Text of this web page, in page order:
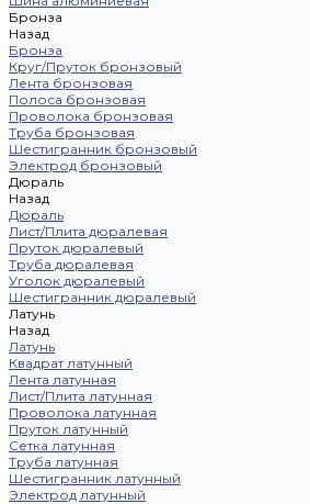
Бронза
Назад
Бронза
Круг/Пруток бронзовый
Лента бронзовая
Полоса бронзовая
Проволока бронзовая
Труба бронзовая
Шестигранник бронзовый
Электрод бронзовый
Дюраль
Назад
Дюраль
Лист/Плита дюралевая
Пруток дюралевый
Труба дюралевая
Уголок дюралевый
Шестигранник дюралевый
Латунь
Назад
Латунь
Квадрат латунный
Лента латунная
Лист/Плита латунная
Проволока латунная
Пруток латунный
Сетка латунная
Труба латунная
Шестигранник латунный
Электрод латунный